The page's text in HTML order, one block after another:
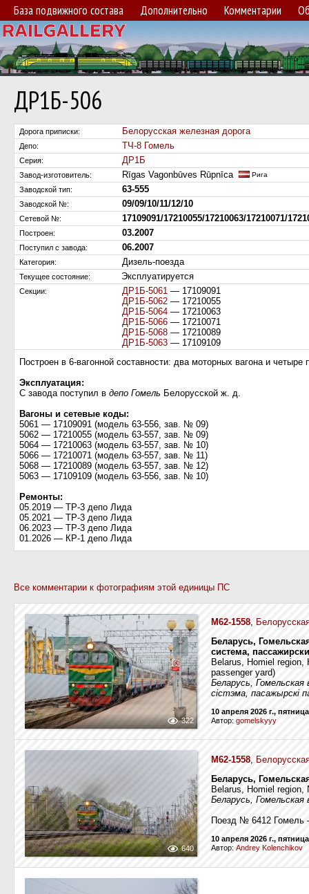
База подвижного состава Дополнительно Комментарии
ДР1Б-506
Дорога приписки: Белорусская железная дорога
Депо: ТЧ-8 Гомель
Серия: ДР1Б
Завод-изготовитель: Rīgas Vagonbūves Rūpnīca Рига
Заводской тип: 63-555
Заводской №: 09/09/10/11/12/10
Сетевой №: 17109091/17210055/17210063/17210071/
Построен: 03.2007
Поступил c завода: 06.2007
Категория: Дизель-поезда
Текущее состояние: Эксплуатируется
Секции: ДР1Б-5061 — 17109091
ДР1Б-5062 — 17210055
ДР1Б-5064 — 17210063
ДР1Б-5066 — 17210071
ДР1Б-5068 — 17210089
ДР1Б-5063 — 17109109
Построен в 6-вагонной составности: два моторных вагона и четыре
Эксплуатация:
С завода поступил в депо Гомель Белорусской ж. д.
Вагоны и сетевые коды:
5061 — 17109091 (модель 63-556, зав. № 09)
5062 — 17210055 (модель 63-557, зав. № 09)
5064 — 17210063 (модель 63-557, зав. № 10)
5066 — 17210071 (модель 63-557, зав. № 11)
5068 — 17210089 (модель 63-557, зав. № 12)
5063 — 17109109 (модель 63-556, зав. № 10)
Ремонты:
05.2019 — ТР-3 депо Лида
05.2021 — ТР-3 депо Лида
06.2023 — ТР-3 депо Лида
01.2026 — КР-1 депо Лида
Все комментарии к фотографиям этой единицы ПС
322
М62-1558,
Беларусь,
система,
Belarus, Homiel
passenger yard)
Беларусь,
сістэма, пасажырскі
10 апреля 2026 г., пятница
Автор: gomelskyyy
640
М62-1558,
Беларусь,
Belarus, Homiel
Беларусь, Гомельская
Поезд № 6412 Гомель
10 апреля 2026 г., пятница
Автор: Andrey Kolenchikov